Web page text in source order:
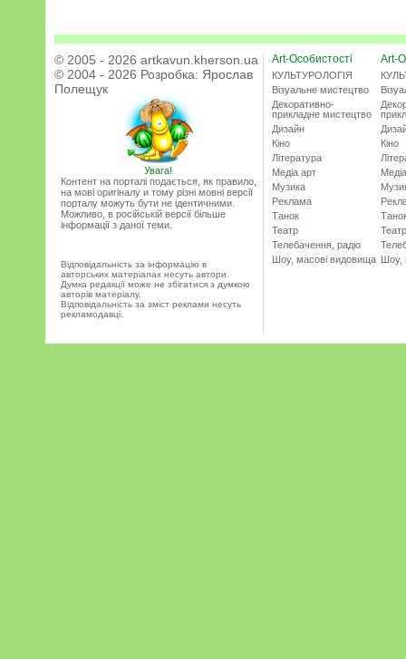
© 2005 - 2026 artkavun.kherson.ua
© 2004 - 2026 Розробка: Ярослав
Полещук
Увага!
Контент на порталі подається, як правило,
на мові оригіналу и тому різні мовні версії
порталу можуть бути не ідентичними.
Можливо, в російській версії більше
інформації з даної теми.
Відповідальність за інформацію в
авторських матеріалах несуть автори.
Думка редакції може не збігатися з думкою
авторів матеріалу.
Відповідальність за зміст реклами несуть
рекламодавці.
Art-Особистості
КУЛЬТУРОЛОГІЯ
Візуальне мистецтво
Декоративно-
прикладне мистецтво
Дизайн
Кіно
Література
Медіа арт
Музика
Реклама
Танок
Театр
Телебачення, радіо
Шоу, масові видовища
Art-
Кіно
Театр
Шоу,